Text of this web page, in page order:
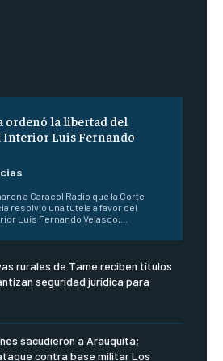
ordenó la libertad del
Luis Fernando
a Caracol Radio que la Corte
resolvió una tutela a favor del
Luis Fernando Velasco,...
rurales de Tame reciben títulos
seguridad jurídica para
sacudieron a Arauquita;
contra base militar Los